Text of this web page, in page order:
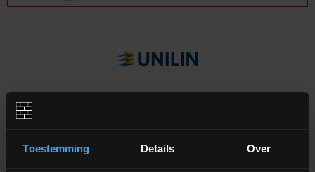
Toestemming Details Over
Extra informatie